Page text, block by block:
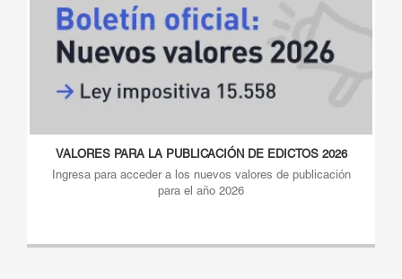
VALORES PARA LA PUBLICACIÓN DE EDICTOS 2026
Ingresa para acceder a los nuevos valores de publicación
para el año 2026